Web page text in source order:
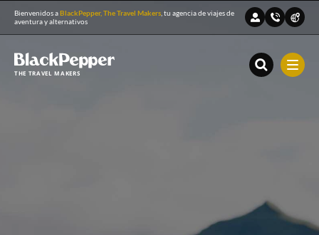
Bienvenidos aBlackPepper, The Travel Makers , tu agencia de viajes de
aventura y alternativos
THE TRAVEL MAKERS